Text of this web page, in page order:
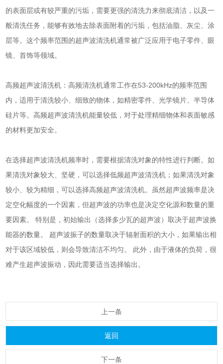
的表面层或有较严重的污垢，需要更强的清洗力来彻底清洁，以及一
般清洗任务，能够有效地去除表面附着的污垢，包括油脂、灰尘、涂
层等。这个频率范围的超声波清洗机通常被广泛应用于电子零件、眼
镜、首饰等领域。
高频超声波清洗机 ：高频清洗机通常工作在53-200kHz的频率范围
内，适用于清洗较小、细致的物体，如精密零件、光学镜片、半导体
硅片等。高频超声波清洗机能量较低，对于处理精细物体和表面敏感
的材料更加安全。
在选择超声波清洗机频率时，需要根据清洗对象的特性进行判断。如
果清洗对象较大、坚硬，可以选择低频超声波清洗机 ；如果清洗对象
较小、较为精细，可以选择高频超声波清洗机。 虽然超声波频率是决
定空化幅度的一个因素，但超声波的功率也是决定空化源和数量的重
要因素。 特别是，初始输出（选择多少瓦的超声波）取决于超声波换
能器的数量。 超声波振子的数量取决于辐射面积的大小，如果输出相
对于该区域较低，则会导致清洁不均匀。 此外，由于液体的负荷，很
难产生超声波振动，因此需要适当选择输出。
上一条
返回
下一条